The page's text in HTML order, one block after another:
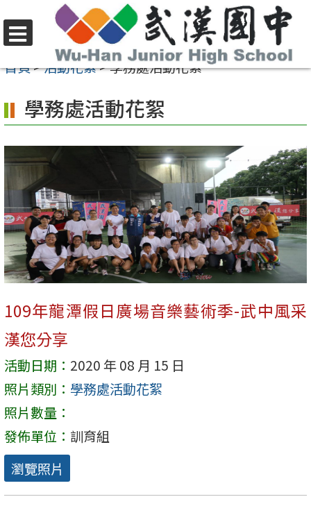
至
內
容
選
單
首頁>活動花絮>學務處活動花絮
學務處活動花絮
109年龍潭假日廣場音樂藝術季-武中風采
漢您分享
活動日期： 2020 年 08 月 15 日
照片類別： 學務處活動花絮
照片數量：
發佈單位： 訓育組
瀏覽照片